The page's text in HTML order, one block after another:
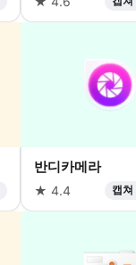
반디카메라
★ 4.4 캡쳐